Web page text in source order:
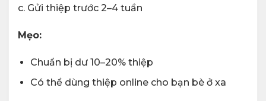
c. Gửi thiệp trước 2–4 tuần
Mẹo:
Chuẩn bị dư 10–20% thiệp
Có thể dùng thiệp online cho bạn bè ở xa